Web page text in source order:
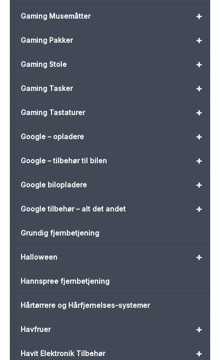
+
Gaming Musemåtter
+
Gaming Pakker
+
Gaming Stole
+
Gaming Tasker
+
Gaming Tastaturer
+
Google – opladere
+
Google – tilbehør til bilen
+
Google bilopladere
+
Google tilbehør – alt det andet
Grundig fjernbetjening
+
Halloween
Hannspree fjernbetjening
Hårtørrere og Hårfjernelses-systemer
+
Havfruer
+
Havit Elektronik Tilbehør